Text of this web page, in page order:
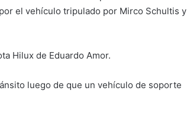
el vehículo tripulado por Mirco Schultis y
Hilux de Eduardo Amor.
luego de que un vehículo de soporte